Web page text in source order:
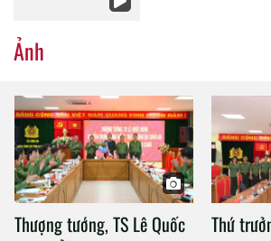
Ảnh
Thượng tướng, TS Lê Quốc
Thứ